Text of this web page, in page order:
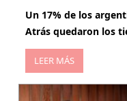
Un 17% de los
Atrás quedaron los
LEER MÁS